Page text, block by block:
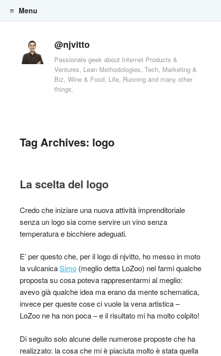
@njvitto
Passionate geek about Internet Products &
Ventures, Lean Methodologies, Tech, Marketing &
Biz, Wine & Food, Life, Running and many other
things.
Menu
Tag Archives: logo
La scelta del logo
Credo che iniziare una nuova attività imprenditoriale
senza un logo sia come servire un vino senza
temperatura e bicchiere adeguati.
E’ per questo che, per il logo di njvitto, ho messo in moto
la vulcanicaSimo (meglio detta LoZoo) nel farmi qualche
proposta su cosa poteva rappresentarmi al meglio:
avevo già qualche idea ma erano da mente schematica,
invece per queste cose ci vuole la vena artistica –
LoZoo ne ha non poca – e il risultato mi ha molto colpito!
Di seguito solo alcune delle numerose proposte che ha
realizzato: la cosa che mi è piaciuta molto è stata quella